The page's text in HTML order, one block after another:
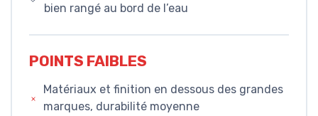
bien rangé au bord de l’eau
POINTS FAIBLES
Matériaux et finition en dessous des grandes
marques, durabilité moyenne